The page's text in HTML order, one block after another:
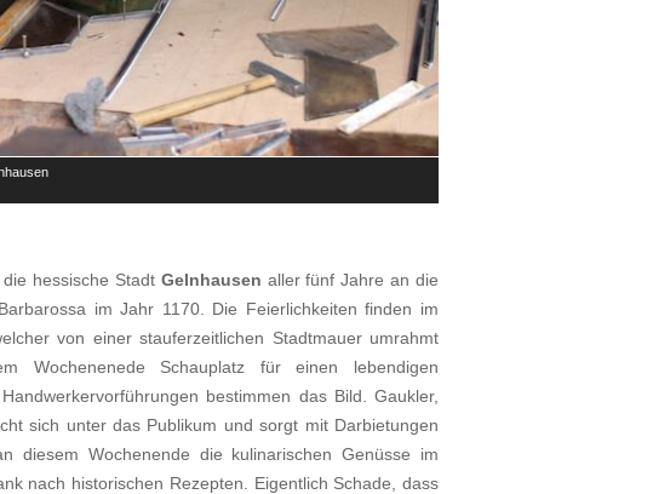
hessische Stadt Gelnhausen aller fünf Jahre an die
im Jahr 1170. Die Feierlichkeiten finden im
von einer stauferzeitlichen Stadtmauer umrahmt
Wochenenede Schauplatz für einen lebendigen
bestimmen das Bild. Gaukler,
sich unter das Publikum und sorgt mit Darbietungen
diesem Wochenende die kulinarischen Genüsse im
nach historischen Rezepten. Eigentlich Schade, dass